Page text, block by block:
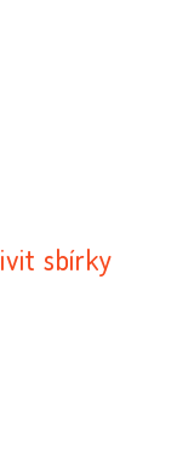
sbírky